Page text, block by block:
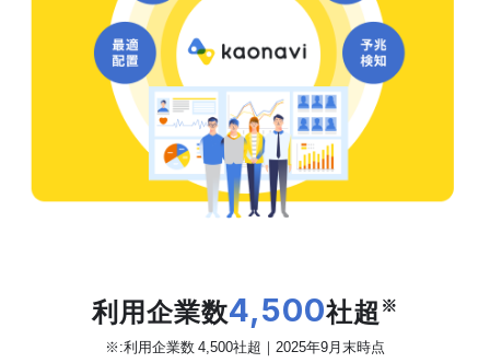
利用企業数4,500社超 ※
※:利用企業数 4,500社超｜2025年9月末時点